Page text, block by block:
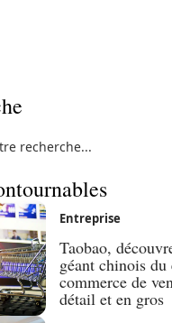
Entreprise
Taobao,
géant chinois du
commerce de
détail et en gros